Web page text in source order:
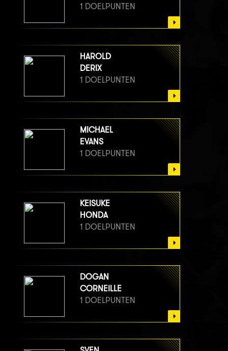
1 DOELPUNTEN
HAROLD
DERIX
1 DOELPUNTEN
MICHAEL
EVANS
1 DOELPUNTEN
KEISUKE
HONDA
1 DOELPUNTEN
DOGAN
CORNEILLE
1 DOELPUNTEN